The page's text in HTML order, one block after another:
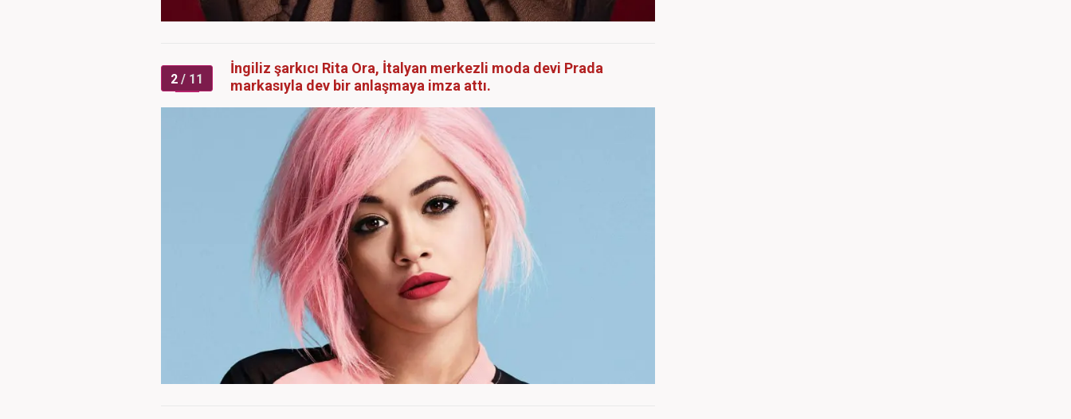
2 / 11
İngiliz şarkıcı Rita Ora, İtalyan merkezli moda devi Prada
markasıyla dev bir anlaşmaya imza attı.